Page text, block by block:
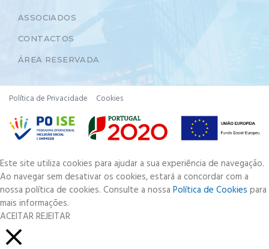
ASSOCIADOS
CONTACTOS
ÁREA RESERVADA
Política de Privacidade Cookies
Este site utiliza cookies para ajudar a sua experiência de navegação.
Ao navegar sem desativar os cookies, estará a concordar com a
nossa política de cookies. Consulte a nossa Política de Cookies para
mais informações.
ACEITARREJEITAR